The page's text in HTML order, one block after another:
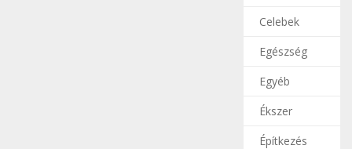
Celebek
Egészség
Egyéb
Ékszer
Építkezés